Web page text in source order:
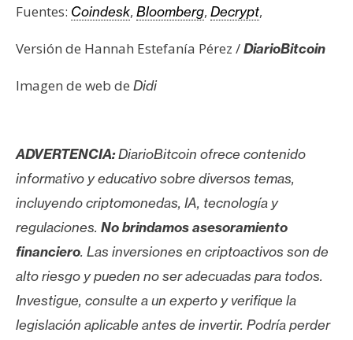
Fuentes: Coindesk, Bloomberg, Decrypt,
Versión de Hannah Estefanía Pérez /DiarioBitcoin
Imagen de web de Didi
ADVERTENCIA:DiarioBitcoin ofrece contenido
informativo y educativo sobre diversos temas,
incluyendo criptomonedas, IA, tecnología y
regulaciones. No brindamos asesoramiento
financiero. Las inversiones en criptoactivos son de
alto riesgo y pueden no ser adecuadas para todos.
Investigue, consulte a un experto y verifique la
legislación aplicable antes de invertir. Podría perder